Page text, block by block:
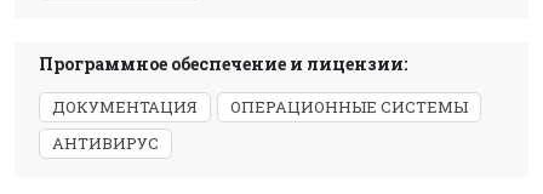
Программное обеспечение и лицензии:
ДОКУМЕНТАЦИЯ
ОПЕРАЦИОННЫЕ СИСТЕМЫ
АНТИВИРУС